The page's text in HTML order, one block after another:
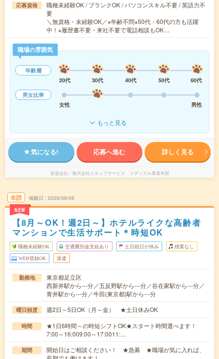
応募資格
職種未経験OK / ブランクOK / パソコンスキル不要 / 英語力不
要
＼無資格・未経験OK／※年齢不問※50代・60代の方も活躍
中！※履歴書不要・来社不要で電話相談もOK…
職場の雰囲気
年齢層
20代
30代 40代 50代
60代
男女比率
女性
男性
もっと見る
気になる! 応募へ進む 詳しく見る
派遣会社 株式会社スタッフサービス メディカル事業本部
未読
NEW
掲載日 2026/08/06
【8月～OK！週2日～】ホテルライクな高齢者
マンションで生活サポート＊時短OK
職種未経験OK 交通費別途支給あり 土日祝日が休み 残業なし
WEB登録OK 派遣
勤務地
東京都足立区
西新井駅から---分／五反野駅から---分／谷在家駅から---分／
青井駅から---分／牛田(東京都)駅から---分
曜日頻度 週2日～5日OK（月～金） ★土日休みOK
時間
★1日6時間～の時短シフトOK★スタート時間選べます！
7:00～16:009:00～17:0011:…
期間
開始日はご相談ください！ ★急募 ★職場が気に入れば、